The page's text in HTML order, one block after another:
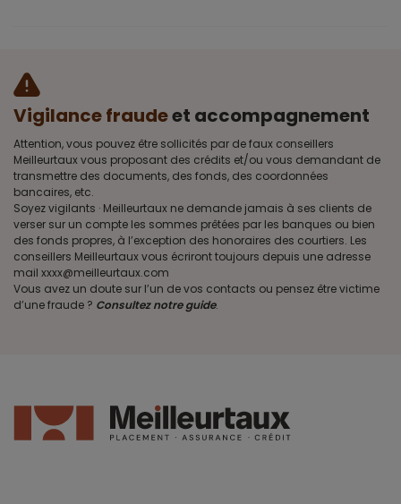
Vigilance fraudeet accompagnement
Attention, vous pouvez être sollicités par de faux conseillers
Meilleurtaux vous proposant des crédits et/ou vous demandant de
transmettre des documents, des fonds, des coordonnées
bancaires, etc.
Soyez vigilants · Meilleurtaux ne demande jamais à ses clients de
verser sur un compte les sommes prêtées par les banques ou bien
des fonds propres, à l’exception des honoraires des courtiers. Les
conseillers Meilleurtaux vous écriront toujours depuis une adresse
mail xxxx@meilleurtaux.com
Vous avez un doute sur l’un de vos contacts ou pensez être victime
d’une fraude ? Consultez notre guide.